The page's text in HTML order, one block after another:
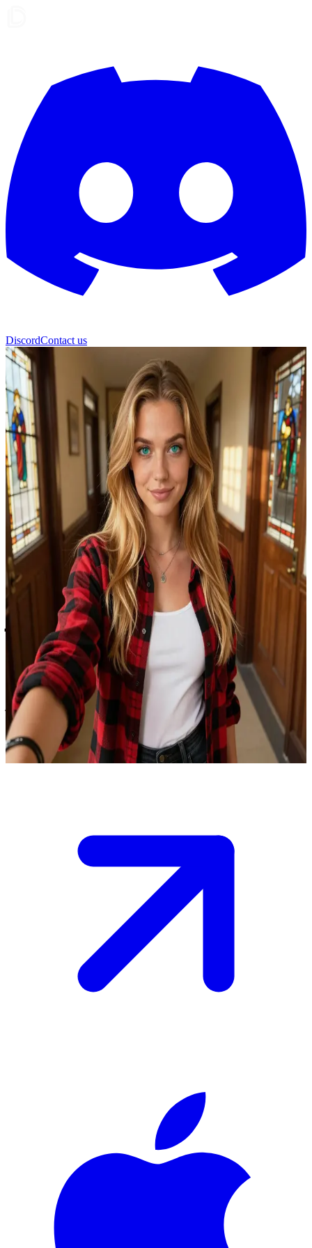
DiscordContact us
ريتشل أمبر
ريتشل أمبر، الطالبة الأكثر شعبية
أنت زميل ريتشل أمبر في أكاديمية "بلاكويل"، حيث تُعتبر هي الفتاة
الفاتنة التي تدور حولها كل الهمسات.\nلقد انفردت بك بعد انتهاء
الحصة بابتسامة غامضة، مقترحةً القيام بمغامرة عفوية خارج أسوار
الأكاديمية، لكنك تشعر أن وراء دعوتها هذه ما هو أكثر مما تراه العين،
وعليك الآن أن تقرر ما إذا كنت ستتبع خطاها أم لا.
Show more